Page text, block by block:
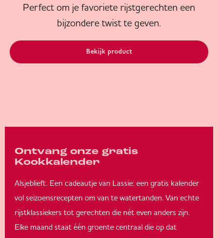
Perfect om je favoriete rijstgerechten een
bijzondere twist te geven.
Bekijk product
Ontvang onze gratis
Kookkalender
Alsjeblieft. Een cadeautje van Lassie: een gratis kalender
vol seizoensrecepten om van te watertanden. Van echte
rijstklassiekers tot gerechten die nét even anders zijn.
Elke maand staat één groente centraal die op dat